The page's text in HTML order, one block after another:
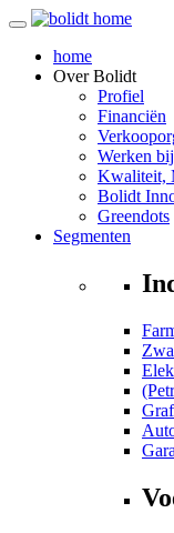
home
OverBolidt
Profiel
Financiën
Werken
Kwaliteit,
Bolidt
Greendots
Segmenten